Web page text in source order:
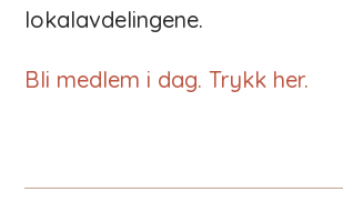
lokalavdelingene.
Bli medlem i dag. Trykk her.